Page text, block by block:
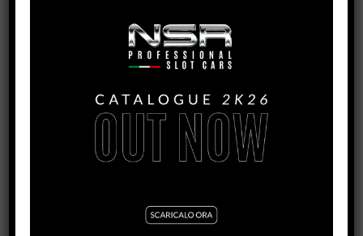
KLAVIYO (KLAVIYO INC.)
MAILERLITE (UAB "MAILERLITE")
KLAVIYO CRM (KLAVIYO INC.)
(SENDINBLUE SAS)